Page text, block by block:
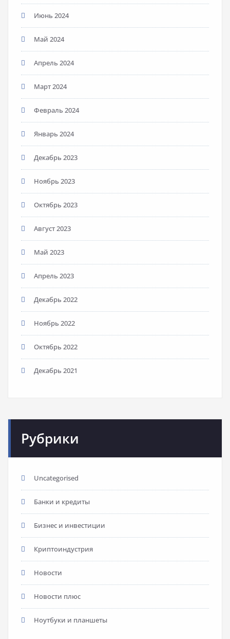
Июнь 2024
Май 2024
Апрель 2024
Март 2024
Февраль 2024
Январь 2024
Декабрь 2023
Ноябрь 2023
Октябрь 2023
Август 2023
Май 2023
Апрель 2023
Декабрь 2022
Ноябрь 2022
Октябрь 2022
Декабрь 2021
Рубрики
Uncategorised
Банки и кредиты
Бизнес и инвестиции
Криптоиндустрия
Новости
Новости плюс
Ноутбуки и планшеты